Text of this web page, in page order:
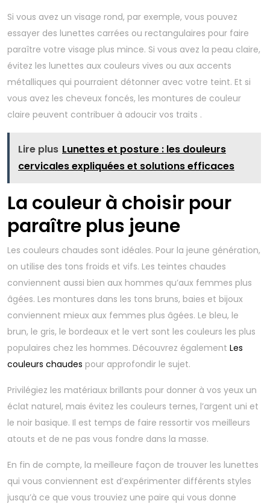
Si vous avez un visage rond, par exemple, vous pouvez
essayer des lunettes carrées ou rectangulaires pour faire
paraître votre visage plus mince. Si vous avez la peau claire,
évitez les lunettes aux couleurs vives ou aux accents
métalliques qui pourraient détonner avec votre teint. Et si
vous avez les cheveux foncés, les montures de couleur
claire peuvent contribuer à adoucir vos traits .
Lire plus Lunettes et posture : les douleurs
cervicales expliquées et solutions efficaces
La couleur à choisir pour
paraître plus jeune
Les couleurs chaudes sont idéales. Pour la jeune génération,
on utilise des tons froids et vifs. Les teintes chaudes
conviennent aussi bien aux hommes qu’aux femmes plus
âgées. Les montures dans les tons bruns, baies et bijoux
conviennent mieux aux femmes plus âgées. Le bleu, le
brun, le gris, le bordeaux et le vert sont les couleurs les plus
populaires chez les hommes. Découvrez également Les
couleurs chaudes pour approfondir le sujet.
Privilégiez les matériaux brillants pour donner à vos yeux un
éclat naturel, mais évitez les couleurs ternes, l’argent uni et
le noir basique. Il est temps de faire ressortir vos meilleurs
atouts et de ne pas vous fondre dans la masse.
En fin de compte, la meilleure façon de trouver les lunettes
qui vous conviennent est d’expérimenter différents styles
jusqu’à ce que vous trouviez une paire qui vous donne